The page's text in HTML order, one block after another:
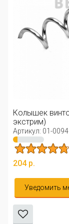
Колышек
экстрим)
Артикул: 01-
204 р.
Уведомить